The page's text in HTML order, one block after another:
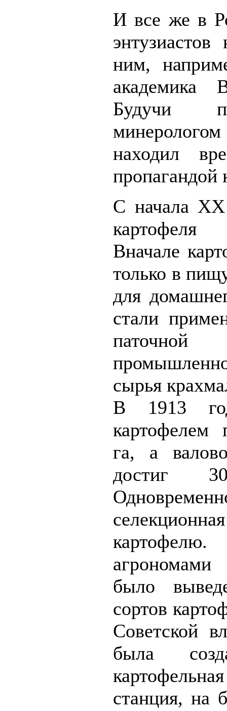
И все же в
ним,
Будучи
находил
пропагандой
С начала XX
картофеля
Вначале
только в
для
стали
сырья
В 1913
га, а
достиг
агрономами
было
сортов
Советской
была
станция, на